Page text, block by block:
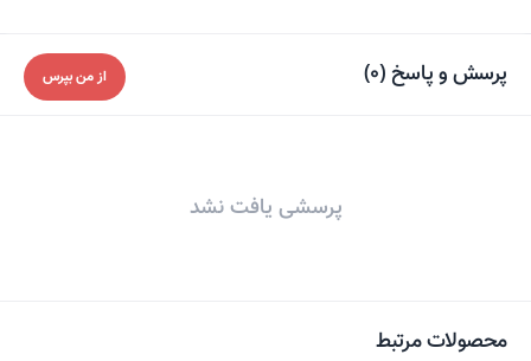
پرسش و پاسخ (
0
) از من بپرس
پرسشی یافت نشد
محصولات مرتبط